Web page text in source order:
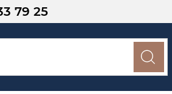
79 25